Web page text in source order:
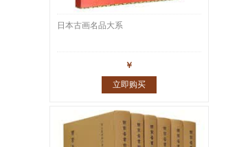
日本古画名品大系
￥
立即购买